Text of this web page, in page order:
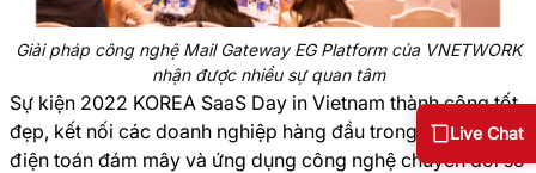
Giải pháp công nghệ Mail Gateway EG Platform của VNETWORK
nhận được nhiều sự quan tâm
Sự kiện 2022 KOREA SaaS Day in Vietnam thành công tốt
đẹp, kết nối các doanh nghiệp hàng đầu trong lĩnh vực
điện toán đám mây và ứng dụng công nghệ chuyển đổi số
Live Chat